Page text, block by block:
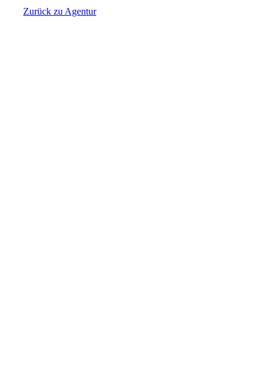
Zurück zu Agentur